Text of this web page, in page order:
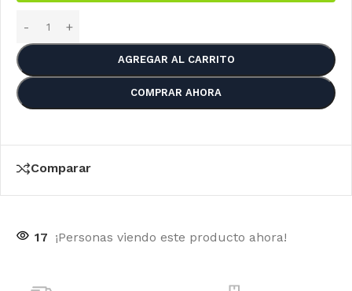
AGREGAR AL CARRITO
COMPRAR AHORA
Comparar
17 ¡Personas viendo este producto ahora!